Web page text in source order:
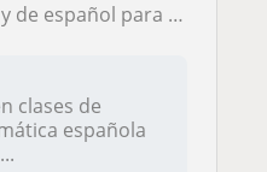
para extranjeros
clases de
española